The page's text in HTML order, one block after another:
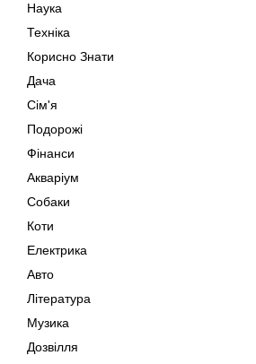
Наука
Техніка
Корисно Знати
Дача
Сім'я
Подорожі
Фінанси
Акваріум
Собаки
Коти
Електрика
Авто
Література
Музика
Дозвілля